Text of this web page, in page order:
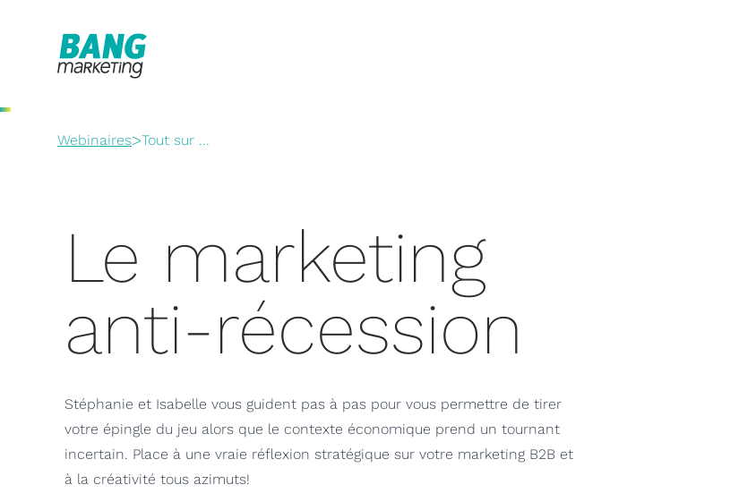
Webinaires>Tout sur ...
Le marketing
anti-récession
Stéphanie et Isabelle vous guident pas à pas pour vous permettre de tirer
votre épingle du jeu alors que le contexte économique prend un tournant
incertain. Place à une vraie réflexion stratégique sur votre marketing B2B et
à la créativité tous azimuts!